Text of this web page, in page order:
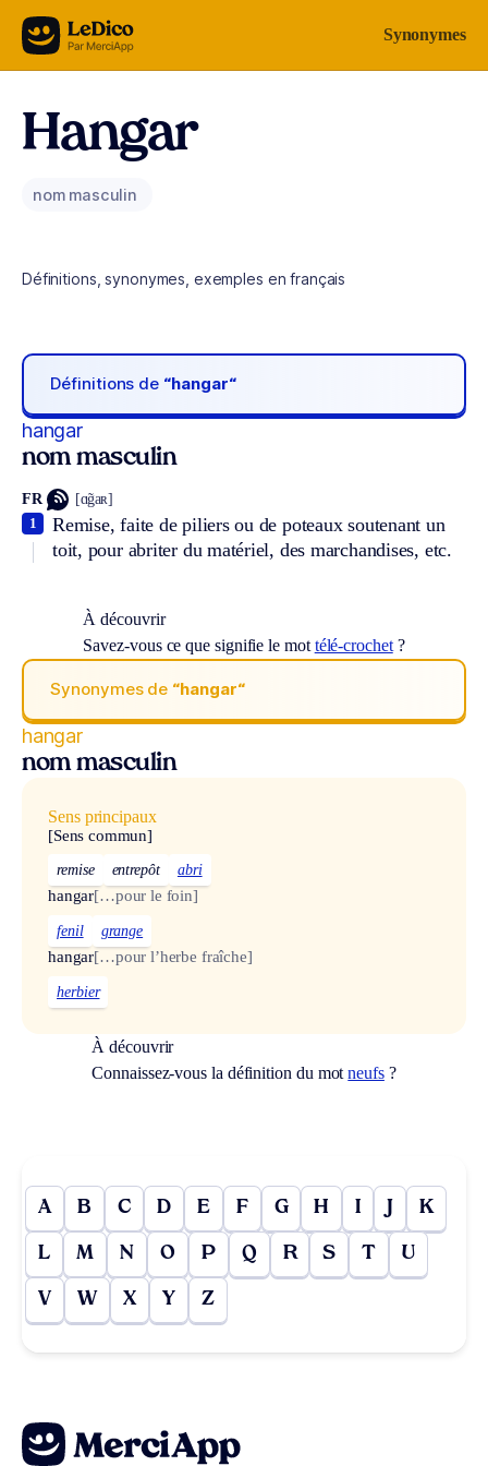
Aller au contenu Synonymes
Hangar
nom masculin
Définitions, synonymes, exemples en français
Définitions de “hangar“
hangar
nom masculin
FR [ɑ̃gaʀ]
Remise, faite de piliers ou de poteaux soutenant un
toit, pour abriter du matériel, des marchandises, etc.
1
À découvrir
Savez-vous ce que signifie le mot télé-crochet?
Synonymes de “hangar“
hangar
nom masculin
Sens principaux
[Sens commun]
remise entrepôt abri
hangar[…pour le foin]
fenil grange
hangar[…pour l’herbe fraîche]
herbier
À découvrir
Connaissez-vous la définition du motneufs?
A B C D E F G H I J K
L M N O P Q R S T U
V W X Y Z